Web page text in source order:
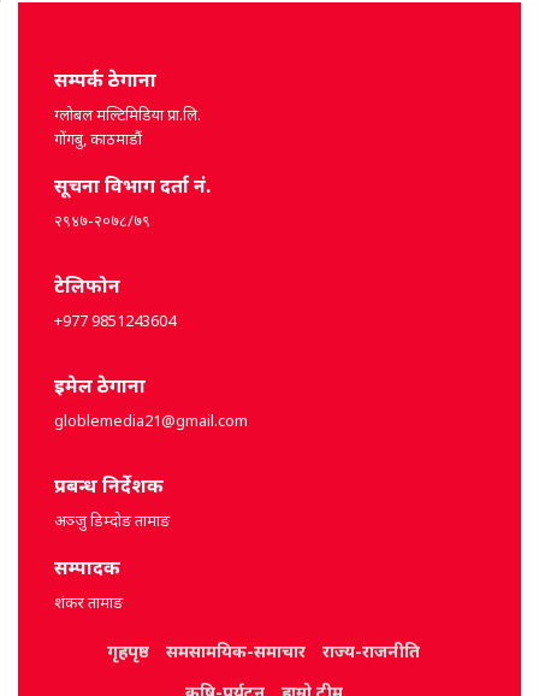
सम्पर्क ठेगाना
ग्लोबल मल्टिमिडिया प्रा.लि.
गोंगबु, काठमाडौं
सूचना विभाग दर्ता नं.
२९४७-२०७८/७९
टेलिफोन
+977 9851243604
इमेल ठेगाना
globlemedia21@gmail.com
प्रबन्ध निर्देशक
अञ्जु डिम्दोङ तामाङ
सम्पादक
शंकर तामाङ
गृहपृष्ठ समसामयिक-समाचार
राज्य-राजनीति